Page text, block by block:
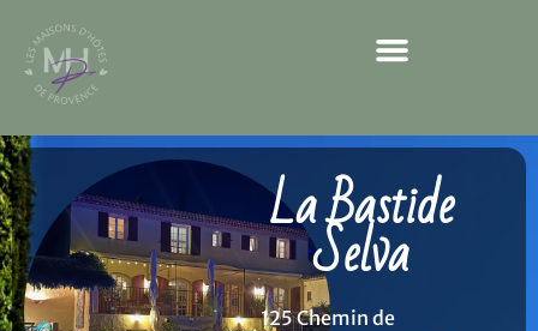
La Bastide
Selva
125 Chemin de